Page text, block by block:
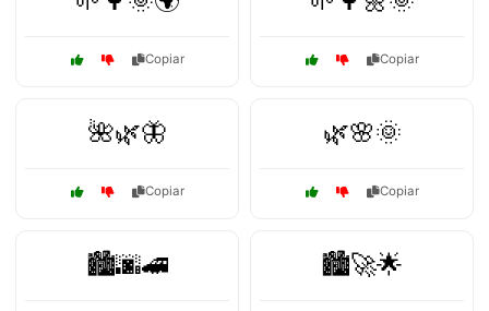
Copiar Copiar
🌺🌿🦋
Copiar
🌿🌸🌞
Copiar
🏙️🌆🚄 🏙️🚀🌟